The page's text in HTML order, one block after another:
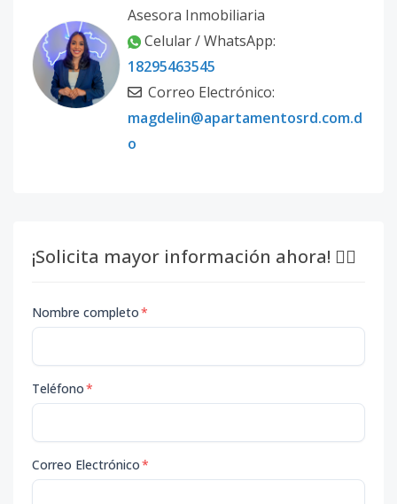
Asesora Inmobiliaria
Celular / WhatsApp:
18295463545
Correo Electrónico:
magdelin@apartamentosrd.com.d
o
¡Solicita mayor información ahora! 👇🏽
Nombre completo*
Teléfono*
Correo Electrónico*